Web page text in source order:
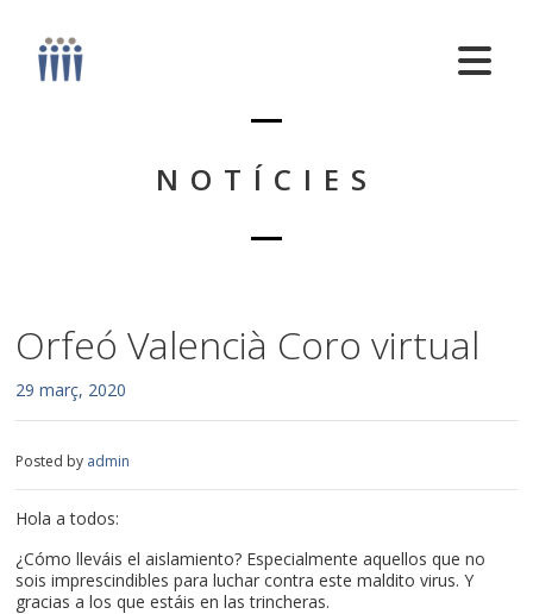
NOTÍCIES
Orfeó Valencià Coro virtual
29 març, 2020
Posted by admin
Hola a todos:
¿Cómo lleváis el aislamiento? Especialmente aquellos que no
sois imprescindibles para luchar contra este maldito virus. Y
gracias a los que estáis en las trincheras.